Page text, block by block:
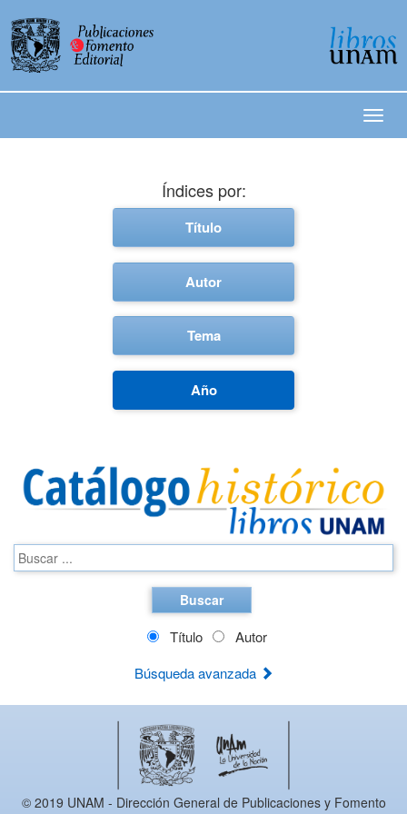
Índices por:
Título
Autor
Tema
Año
Buscar
Título
Autor
Búsqueda avanzada
© 2019 UNAM - Dirección General de Publicaciones y Fomento